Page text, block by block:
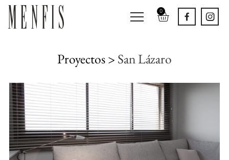
0
Proyectos > San Lázaro